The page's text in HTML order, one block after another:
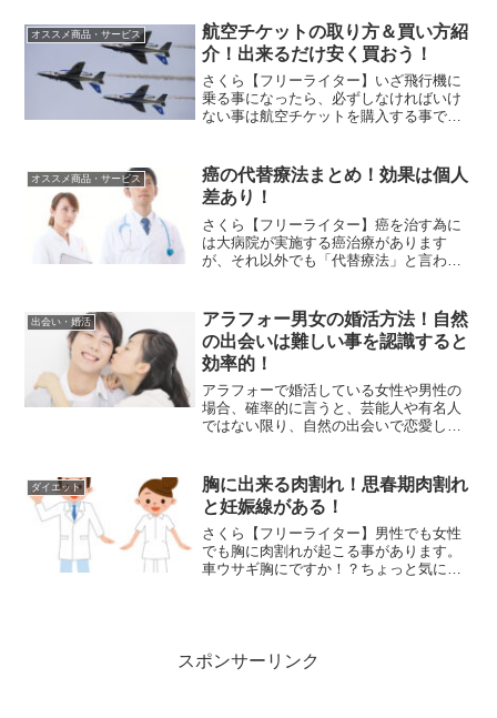
ありますけど・・・さくら【フリーライ
ター】本物のダイエットプ...
オススメ商品・サービス
航空チケットの取り方＆買い方紹
介！出来るだけ安く買おう！
さくら【フリーライター】いざ飛行機に
乗る事になったら、必ずしなければいけ
ない事は航空チケットを購入する事です
サギ当然ですよね！誰でも知ってますが
な！さくら【フリーライタ...
オススメ商品・サービス
癌の代替療法まとめ！効果は個人
差あり！
さくら【フリーライター】癌を治す為に
は大病院が実施する癌治療があります
が、それ以外でも「代替療法」と言われ
イター】確実性がある効果は現在のとこ
ろ認められていませんが、個...
出会い・婚活
アラフォー男女の婚活方法！自然
の出会いは難しい事を認識すると
効率的！
アラフォーで婚活している女性や男性の
場合、確率的に言うと、芸能人や有名人
ではない限り、自然の出会いで恋愛し
ような発言を申し訳ございません！自然
に出会える人は、皆、同い年の...
ダイエット
胸に出来る肉割れ！思春期肉割れ
と妊娠線がある！
さくら【フリーライター】男性でも女性
でも胸に肉割れが起こる事があります。
車ウサギ胸にですか！？ちょっと気にな
スポンサーリンク